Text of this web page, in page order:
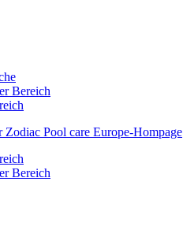
Bereich
Zodiac Pool care Europe-Hompage
Bereich